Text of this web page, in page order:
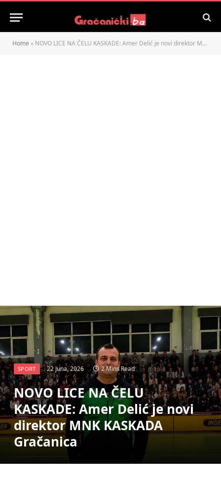
Home » NOVO LICE NA ČELU KASKADE: Amer Delić je novi direktor MNK KASKADA Gračanica
SPORT 22 Juna, 2026 2 Mins Read
NOVO LICE NA ČELU
KASKADE: Amer Delić je novi
direktor MNK KASKADA
Gračanica